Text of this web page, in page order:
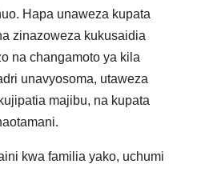
Hapa unaweza kupata
zinazoweza kukusaidia
na changamoto ya kila
unavyosoma, utaweza
majibu, na kupata
kwa familia yako, uchumi